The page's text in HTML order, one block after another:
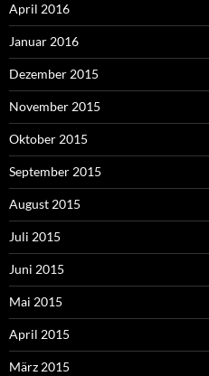
April 2016
Januar 2016
Dezember 2015
November 2015
Oktober 2015
September 2015
August 2015
Juli 2015
Juni 2015
Mai 2015
April 2015
März 2015